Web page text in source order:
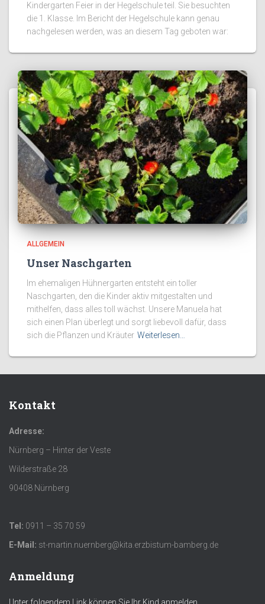
Kindergarten Feier in der Hegelschule teil. Sie besuchten
die 1. Klasse. Im Bericht der Hegelschule kann genau
nachgelesen werden, was an diesem Tag geboten war:
ALLGEMEIN
Unser Naschgarten
Im ehemaligen Hühnergarten entsteht ein toller
Naschgarten, den die Kinder aktiv mitgestalten und
mithelfen, dass alles toll wächst. Unsere Manuela hat
sich einen Plan überlegt und sorgt liebevoll dafür, dass
sich die Pflanzen und Kräuter Weiterlesen…
Kontakt
Adresse:
Nürnberg – Hinter der Veste
Wilderstraße 28
90408 Nürnberg
Tel: 0911 – 35 70 59
E-Mail: st-martin.nuernberg@kita.erzbistum-bamberg.de
Anmeldung